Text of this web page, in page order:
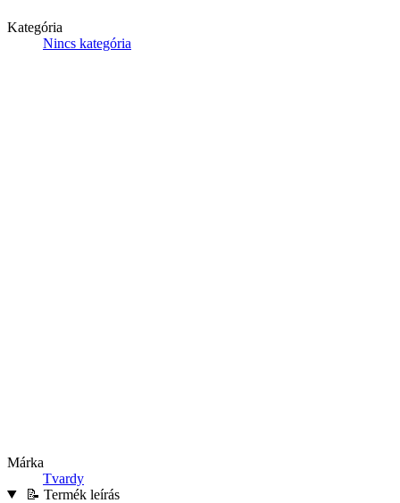
Kategória
Nincs kategória
Márka
Tvardy
📝 Termék leírás